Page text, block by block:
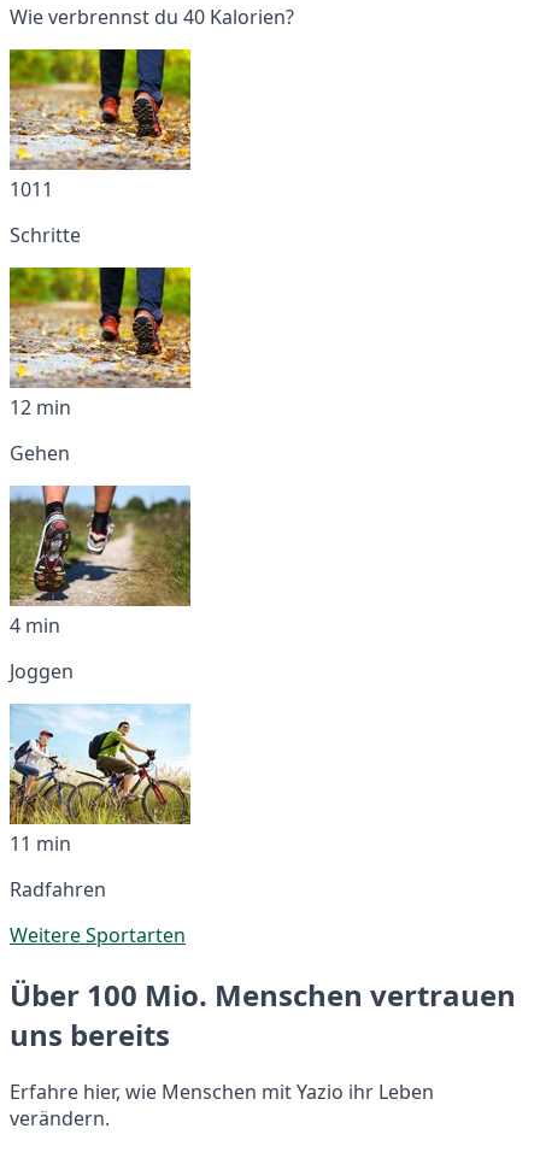
Wie verbrennst du 40 Kalorien?
1011
Schritte
12 min
Gehen
4 min
Joggen
11 min
Radfahren
Weitere Sportarten
Über 100 Mio. Menschen vertrauen
uns bereits
Erfahre hier, wie Menschen mit Yazio ihr Leben
verändern.